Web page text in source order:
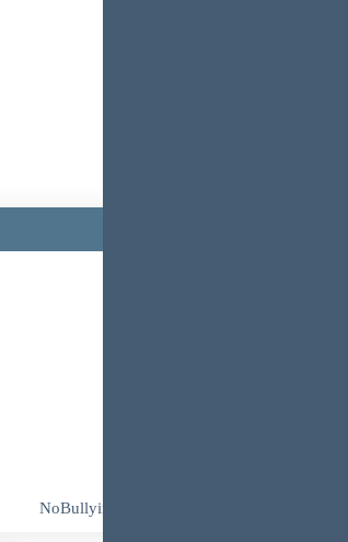
NoBullying